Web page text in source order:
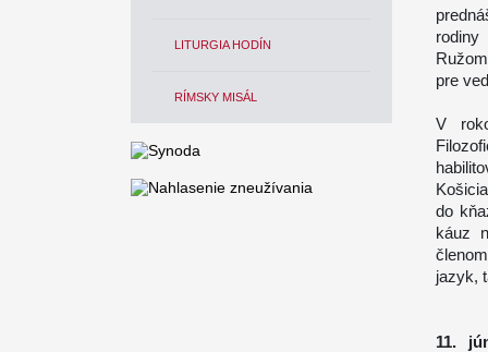
LITURGIA HODÍN
RÍMSKY MISÁL
rodiny
pre
V
do
káuz
jazyk,
11.